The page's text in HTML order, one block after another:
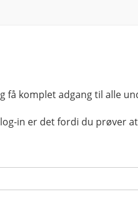
få komplet adgang til alle
in er det fordi du prøver